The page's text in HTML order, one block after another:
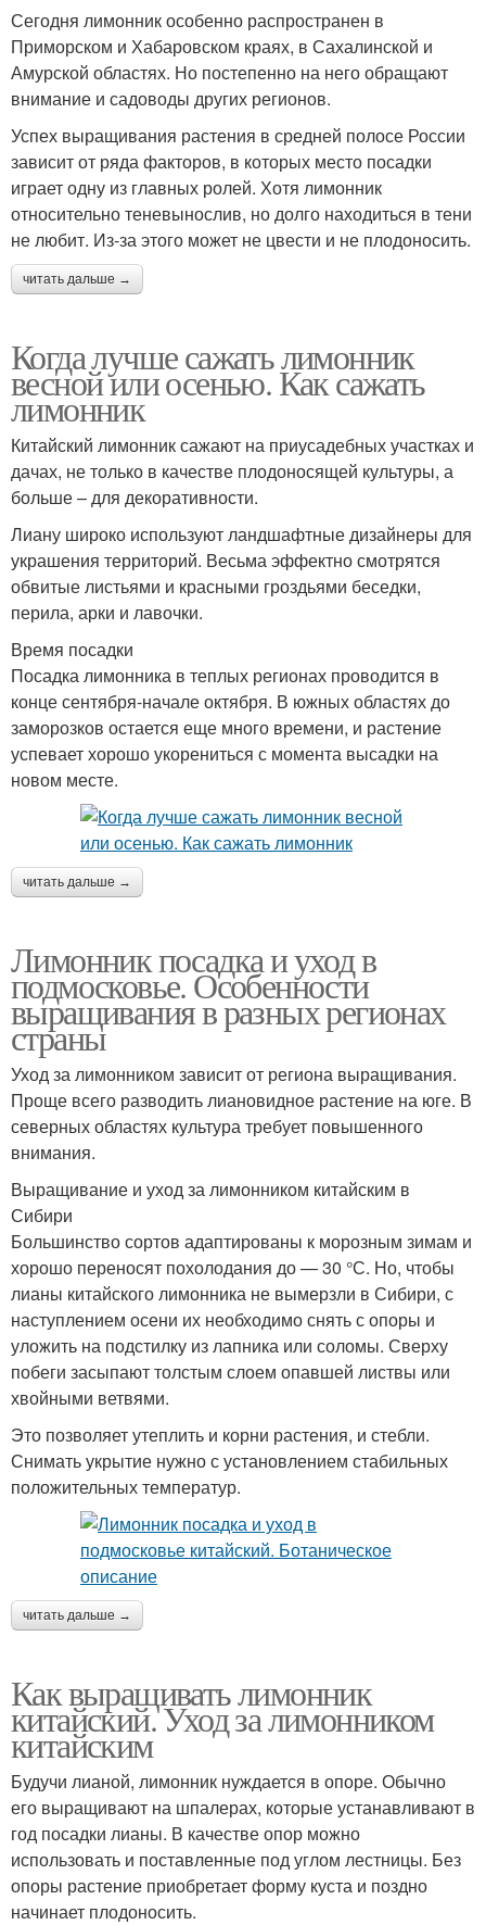
Сегодня лимонник особенно распространен в
Приморском и Хабаровском краях, в Сахалинской и
Амурской областях. Но постепенно на него обращают
внимание и садоводы других регионов.
Успех выращивания растения в средней полосе России
зависит от ряда факторов, в которых место посадки
играет одну из главных ролей. Хотя лимонник
относительно теневынослив, но долго находиться в тени
не любит. Из-за этого может не цвести и не плодоносить.
читать дальше →
Когда лучше сажать лимонник
весной или осенью. Как сажать
лимонник
Китайский лимонник сажают на приусадебных участках и
дачах, не только в качестве плодоносящей культуры, а
больше – для декоративности.
Лиану широко используют ландшафтные дизайнеры для
украшения территорий. Весьма эффектно смотрятся
обвитые листьями и красными гроздьями беседки,
перила, арки и лавочки.
Время посадки
Посадка лимонника в теплых регионах проводится в
конце сентября-начале октября. В южных областях до
заморозков остается еще много времени, и растение
успевает хорошо укорениться с момента высадки на
новом месте.
читать дальше →
Лимонник посадка и уход в
подмосковье. Особенности
выращивания в разных регионах
страны
Уход за лимонником зависит от региона выращивания.
Проще всего разводить лиановидное растение на юге. В
северных областях культура требует повышенного
внимания.
Выращивание и уход за лимонником китайским в
Сибири
Большинство сортов адаптированы к морозным зимам и
хорошо переносят похолодания до — 30 °С. Но, чтобы
лианы китайского лимонника не вымерзли в Сибири, с
наступлением осени их необходимо снять с опоры и
уложить на подстилку из лапника или соломы. Сверху
побеги засыпают толстым слоем опавшей листвы или
хвойными ветвями.
Это позволяет утеплить и корни растения, и стебли.
Снимать укрытие нужно с установлением стабильных
положительных температур.
читать дальше →
Как выращивать лимонник
китайский. Уход за лимонником
китайским
Будучи лианой, лимонник нуждается в опоре. Обычно
его выращивают на шпалерах, которые устанавливают в
год посадки лианы. В качестве опор можно
использовать и поставленные под углом лестницы. Без
опоры растение приобретает форму куста и поздно
начинает плодоносить.